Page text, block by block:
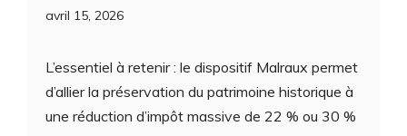
avril 15, 2026
L’essentiel à retenir : le dispositif Malraux permet
d’allier la préservation du patrimoine historique à
une réduction d’impôt massive de 22 % ou 30 %